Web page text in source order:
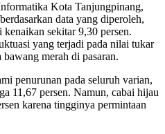
Kota Tanjungpinang,
data yang diperoleh,
sekitar 9,30 persen.
yang terjadi pada nilai tukar
merah di pasaran.
penurunan pada seluruh varian,
11,67 persen. Namun, cabai hijau
karena tingginya permintaan